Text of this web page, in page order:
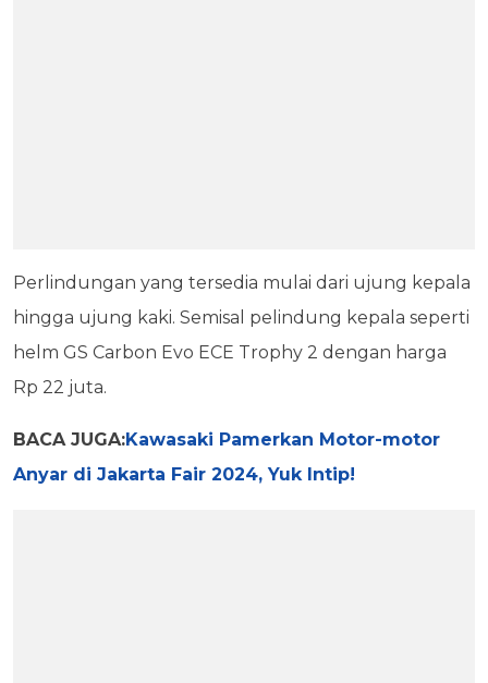
Perlindungan yang tersedia mulai dari ujung kepala
hingga ujung kaki. Semisal pelindung kepala seperti
helm GS Carbon Evo ECE Trophy 2 dengan harga
Rp 22 juta.
BACA JUGA:Kawasaki Pamerkan Motor-motor
Anyar di Jakarta Fair 2024, Yuk Intip!